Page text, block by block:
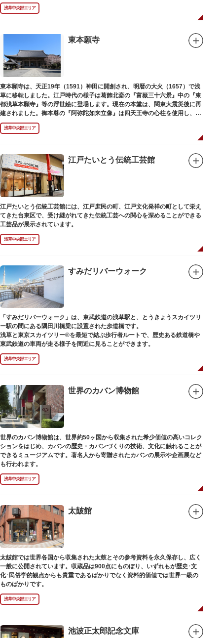
わる歴史が一目瞭然に理解できます。
浅草中央部エリア
東本願寺
東本願寺は、天正19年（1591）神田に開創され、明暦の大火（1657）で浅
草に移転しました。江戸時代の様子は葛飾北斎の『富嶽三十六景』中の『東
都浅草本願寺』等の浮世絵に登場します。現在の本堂は、関東大震災後に再
建されました。御本尊の『阿弥陀如来立像』は四天王寺の心柱を使用し、嘉
禄2年（1226）頃の作と伝わっています。また、梵鐘は寛永7年（1630）以
後のものと推定され、都内に現存する梵鐘の中では有数の風格を誇り、毎年
浅草中央部エリア
江戸たいとう伝統工芸館
江戸たいとう伝統工芸館には、江戸庶民の町、江戸文化発祥の町として栄え
てきた台東区で、受け継がれてきた伝統工芸への関心を深めることができる
工芸品が展示されています。
浅草中央部エリア
すみだリバーウォーク
「すみだリバーウォーク」は、東武鉄道の浅草駅と、とうきょうスカイツリ
ー駅の間にある隅田川橋梁に設置された歩道橋です。
浅草と東京スカイツリー®を最短で結ぶ歩行者ルートで、歴史ある鉄道橋や
東武鉄道の車両が走る様子を間近に見ることができます。
浅草中央部エリア
世界のカバン博物館
世界のカバン博物館は、世界約50ヶ国から収集された希少価値の高いコレク
ションをはじめ、カバンの歴史・カバンづくりの技術、文化に触れることが
できるミュージアムです。著名人から寄贈されたカバンの展示や企画展など
も行われます。
浅草中央部エリア
太皷館
太皷館では世界各国から収集された太鼓とその参考資料を永久保存し、広く
一般に公開されています。収蔵品は900点にものぼり、いずれもが歴史･文
化･民俗学的観点からも貴重であるばかりでなく資料的価値では世界一級の
ものばかりです。
浅草中央部エリア
池波正太郎記念文庫